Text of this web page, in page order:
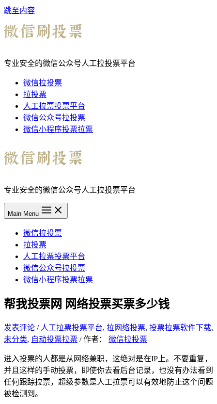
跳至内容
专业安全的微信公众号人工拉投票平台
微信拉投票
拉投票
人工拉票投票平台
微信公众号拉投票
微信小程序投票拉票
专业安全的微信公众号人工拉投票平台
Main Menu
微信拉投票
拉投票
人工拉票投票平台
微信公众号拉投票
微信小程序投票拉票
帮我投票网 网络投票买票多少钱
发表评论 / 人工拉票投票平台, 拉网络投票, 投票拉票软件下载,
未分类, 自动投票拉票 / 作者： 微信拉投票
进入投票的人都是从网络兼职，这绝对是在IP上。不要重复，
并且这样的手动投票，即使你去看后台记录，也没有办法看到
任何跟踪拉票，超级参数是人工拉票可以有效地防止这个问题
被检测到。